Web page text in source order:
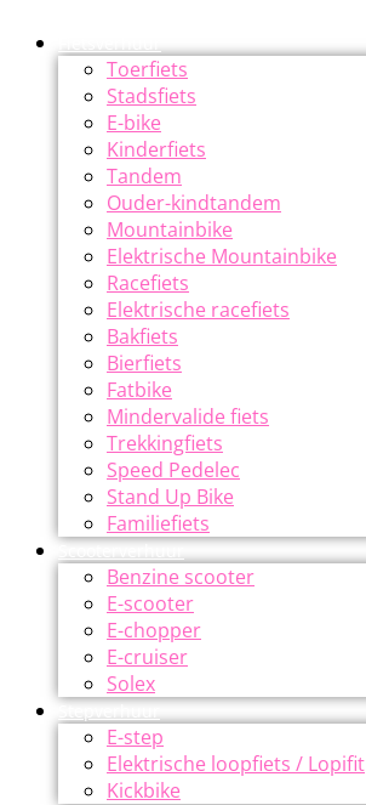
Toerfiets
Stadsfiets
E-bike
Kinderfiets
Tandem
Ouder-kindtandem
Mountainbike
Elektrische Mountainbike
Racefiets
Elektrische racefiets
Bakfiets
Bierfiets
Fatbike
Mindervalide fiets
Trekkingfiets
Speed Pedelec
Stand Up Bike
Familiefiets
Scooterverhuur
Benzine scooter
E-scooter
E-chopper
E-cruiser
Solex
Stepverhuur
E-step
Elektrische loopfiets / Lopifit
Kickbike